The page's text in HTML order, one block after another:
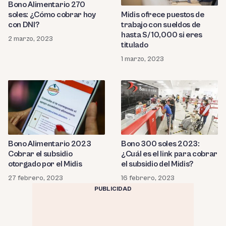
Bono Alimentario 270
soles: ¿Cómo cobrar hoy
con DNI?
2 marzo, 2023
Midis ofrece puestos de
trabajo con sueldos de
hasta S/ 10,000 si eres
titulado
1 marzo, 2023
Bono Alimentario 2023
Cobrar el subsidio
otorgado por el Midis
27 febrero, 2023
Bono 300 soles 2023:
¿Cuál es el link para cobrar
el subsidio del Midis?
16 febrero, 2023
PUBLICIDAD